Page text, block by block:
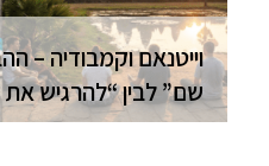
וייטנאם וקמבודיה –
שם” לבין “להרגיש את